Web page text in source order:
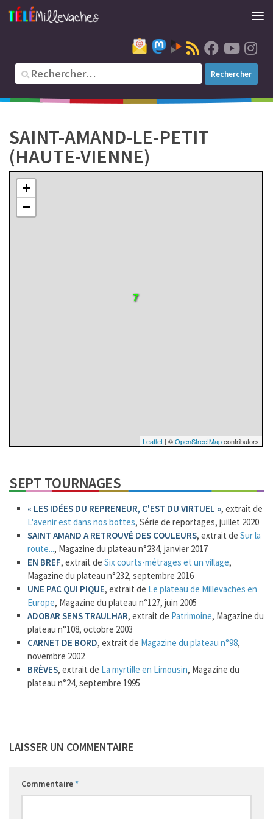
SAINT-AMAND-LE-PETIT
(HAUTE-VIENNE)
111
1
1
7
46
+
−
Leaflet| ©OpenStreetMapcontributors
SEPT TOURNAGES
« LES IDÉES DU REPRENEUR, C'EST DU VIRTUEL », extrait de
L'avenir est dans nos bottes, Série de reportages, juillet 2020
SAINT AMAND A RETROUVÉ DES COULEURS, extrait de Sur la
route..., Magazine du plateau n°234, janvier 2017
EN BREF, extrait de Six courts-métrages et un village,
Magazine du plateau n°232, septembre 2016
UNE PAC QUI PIQUE, extrait de Le plateau de Millevaches en
Europe, Magazine du plateau n°127, juin 2005
ADOBAR SENS TRAULHAR, extrait de Patrimoine, Magazine du
plateau n°108, octobre 2003
CARNET DE BORD, extrait de Magazine du plateau n°98,
novembre 2002
BRÈVES, extrait de La myrtille en Limousin, Magazine du
plateau n°24, septembre 1995
LAISSER UN COMMENTAIRE
Commentaire*